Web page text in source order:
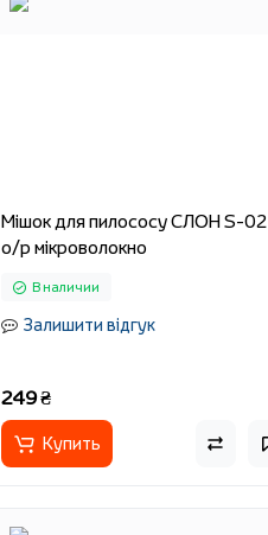
Мішок для пилососу СЛОН S-02
о/р мікроволокно
В наличии
Залишити відгук
249 ₴
Купить